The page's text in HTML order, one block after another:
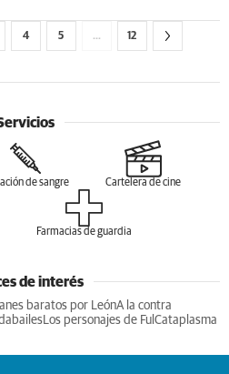
4 5 … 12
de sangre Cartelera de cine
Farmacias de guardia
de interés
baratos por LeónA la contra
Los personajes de Ful Cataplasma